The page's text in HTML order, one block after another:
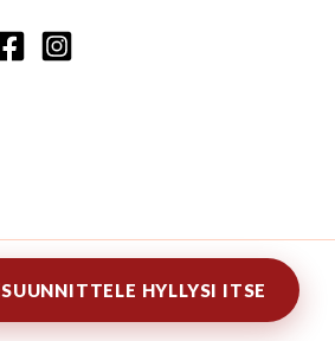
SUUNNITTELE HYLLYSI ITSE